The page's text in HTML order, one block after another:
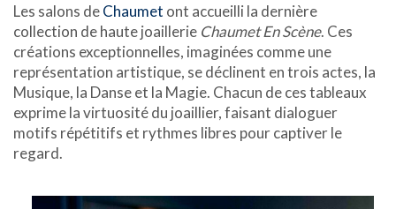
Les salons deChaumet ont accueilli la dernière
collection de haute joaillerie Chaumet En Scène. Ces
créations exceptionnelles, imaginées comme une
représentation artistique, se déclinent en trois actes, la
Musique, la Danse et la Magie. Chacun de ces tableaux
exprime la virtuosité du joaillier, faisant dialoguer
motifs répétitifs et rythmes libres pour captiver le
regard.